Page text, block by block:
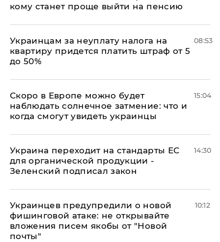
кому станет проще выйти на пенсию
Украинцам за неуплату налога на
квартиру придется платить штраф от 5
до 50%
08:53
Скоро в Европе можно будет
наблюдать солнечное затмение: что и
когда смогут увидеть украинцы
15:04
Украина переходит на стандарты ЕС
для органической продукции -
Зеленский подписал закон
14:30
Украинцев предупредили о новой
фишинговой атаке: не открывайте
вложения писем якобы от "Новой
почты"
10:12